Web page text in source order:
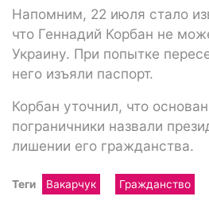
Напомним, 22 июля стало
что Геннадий Корбан не
Украину. При попытке
него изъяли паспорт.
Корбан уточнил, что
пограничники назвали
лишении его гражданства.
Теги Вакарчук Гражданство